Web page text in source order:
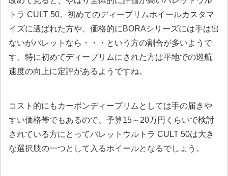
トラ CULT 50。初めてのディープリムホイールカスタマ
イズに選ばれた方や、価格的にBORAシリーズには手は出
ないがバレットなら・・・という方の割合が多いようで
す。特に初めてディープリムにされた方は平地での巡航
速度の向上に定評がある ようですね。
コスト的にもカーボンディープリムとしては手の届きや
すい価格帯でもあるので、 予算15～20万円くらいで検討
されている方にとってバレットウルトラ CULT 50は大き
な選択肢の一つとして入るホイールとなるでしょう。